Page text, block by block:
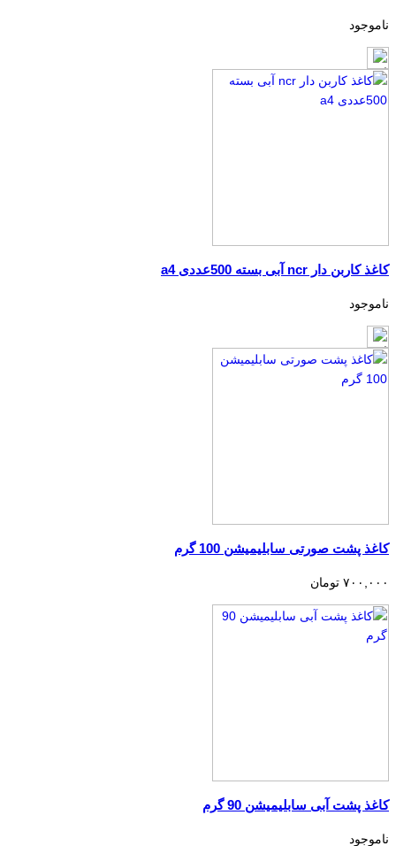
ناموجود
کاغذ کاربن دار ncr آبی بسته 500عددی a4
ناموجود
کاغذ پشت صورتی سابلیمیشن 100 گرم
۷۰۰,۰۰۰ تومان
کاغذ پشت آبی سابلیمیشن 90 گرم
ناموجود